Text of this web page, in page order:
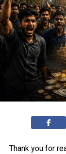
Thank you for